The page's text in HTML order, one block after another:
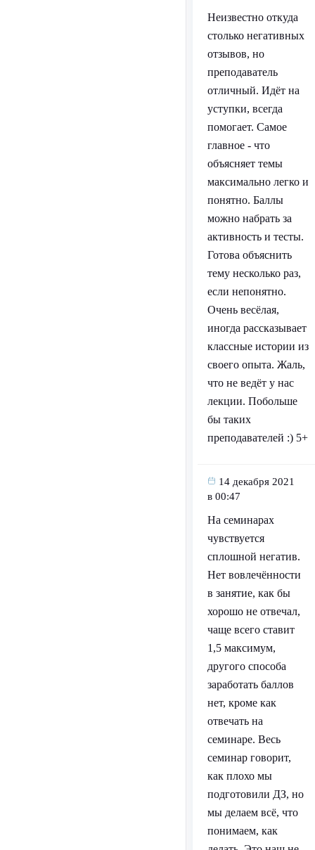
Неизвестно откуда
столько негативных
отзывов, но
преподаватель
отличный. Идёт на
уступки, всегда
помогает. Самое
главное - что
объясняет темы
максимально легко и
понятно. Баллы
можно набрать за
активность и тесты.
Готова объяснить
тему несколько раз,
если непонятно.
Очень весёлая,
иногда рассказывает
классные истории из
своего опыта. Жаль,
что не ведёт у нас
лекции. Побольше
бы таких
преподавателей :) 5+
14 декабря 2021
в 00:47
На семинарах
чувствуется
сплошной негатив.
Нет вовлечённости
в занятие, как бы
хорошо не отвечал,
чаще всего ставит
1,5 максимум,
другого способа
заработать баллов
нет, кроме как
отвечать на
семинаре. Весь
семинар говорит,
как плохо мы
подготовили ДЗ, но
мы делаем всё, что
понимаем, как